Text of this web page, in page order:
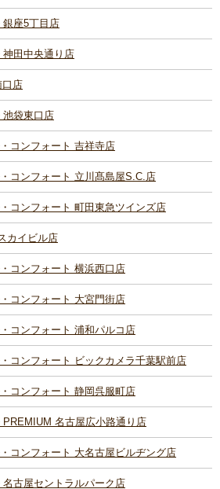
座5丁目店
田中央通り店
口店
池袋東口店
コンフォート 吉祥寺店
コンフォート 立川髙島屋S.C.店
コンフォート 町田東急ツインズ店
カイビル店
コンフォート 横浜西口店
コンフォート 大宮門街店
コンフォート 浦和パルコ店
コンフォート ビックカメラ千葉駅前店
コンフォート 静岡呉服町店
名古屋広小路通り店
コンフォート 大名古屋ビルヂング店
古屋セントラルパーク店